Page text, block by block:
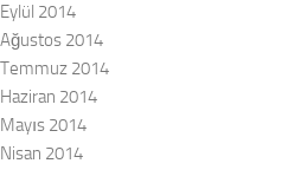
Eylül 2014
Ağustos 2014
Temmuz 2014
Haziran 2014
Mayıs 2014
Nisan 2014